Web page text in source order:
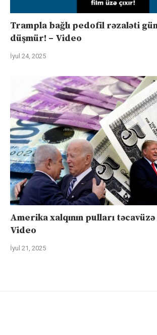
Trampla bağlı pedofil rəzaləti
düşmür! – Video
İyul 24, 2025
Amerika xalqının pulları
Video
İyul 21, 2025